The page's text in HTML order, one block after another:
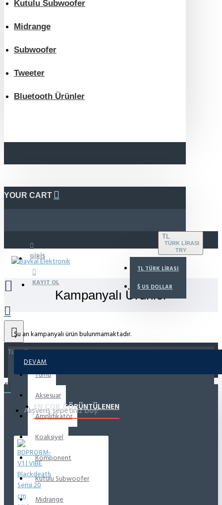
Kutulu Subwoofer
Midrange
Subwoofer
Tweeter
Bluetooth Ürünler
YOUR CART
GIRIŞ
KAYIT OL
TL
TÜRK LIRASI
TRY
TL TÜRK LIRASI
$ US DOLLAR
Tümü
Tümü
Aksesuar
Amplifikatör
Koaksiyel
Komponent
Kutulu Subwoofer
Midrange
Alışveriş sepetiniz boş!
Kampanyalı Ürünler
Şu an kampanyalı ürün bulunmamaktadır.
DEVAM
EN ÇOK GÖRÜNTÜLENEN